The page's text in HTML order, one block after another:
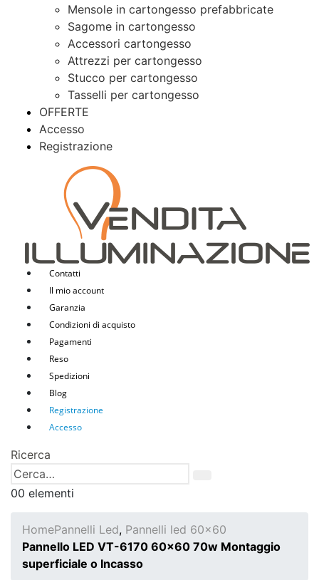
Mensole in cartongesso prefabbricate
Sagome in cartongesso
Accessori cartongesso
Attrezzi per cartongesso
Stucco per cartongesso
Tasselli per cartongesso
OFFERTE
Accesso
Registrazione
Contatti
Il mio account
Garanzia
Condizioni di acquisto
Pagamenti
Reso
Spedizioni
Blog
Registrazione
Accesso
Ricerca
00 elementi
HomePannelli Led, Pannelli led 60x60
Pannello LED VT-6170 60×60 70w Montaggio
superficiale o Incasso